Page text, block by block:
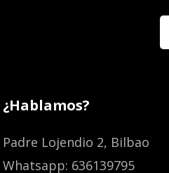
¿Hablamos?
Padre Lojendio 2, Bilbao
Whatsapp: 636139795